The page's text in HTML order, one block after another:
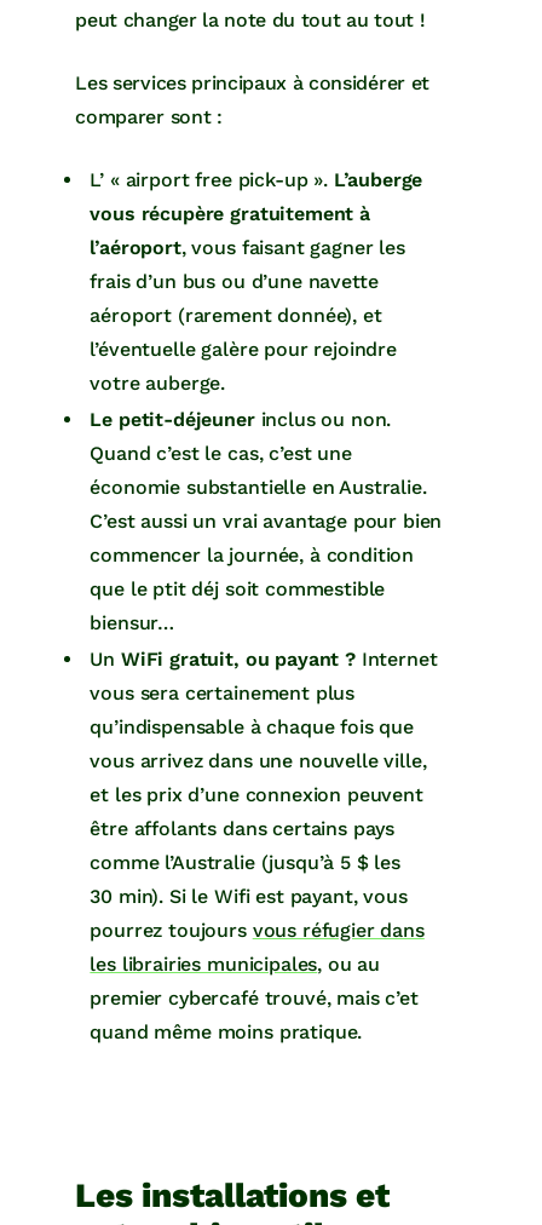
peut changer la note du tout au tout !
Les services principaux à considérer et
comparer sont :
L’ « airport free pick-up ». L’auberge
vous récupère gratuitement à
l’aéroport, vous faisant gagner les
frais d’un bus ou d’une navette
aéroport (rarement donnée), et
l’éventuelle galère pour rejoindre
votre auberge.
Le petit-déjeuner inclus ou non.
Quand c’est le cas, c’est une
économie substantielle en Australie.
C’est aussi un vrai avantage pour bien
commencer la journée, à condition
que le ptit déj soit commestible
biensur…
Un WiFi gratuit, ou payant ?Internet
vous sera certainement plus
qu’indispensable à chaque fois que
vous arrivez dans une nouvelle ville,
et les prix d’une connexion peuvent
être affolants dans certains pays
comme l’Australie (jusqu’à 5 $ les
30 min). Si le Wifi est payant, vous
pourrez toujours vous réfugier dans
les librairies municipales, ou au
premier cybercafé trouvé, mais c’et
quand même moins pratique.
Les installations et